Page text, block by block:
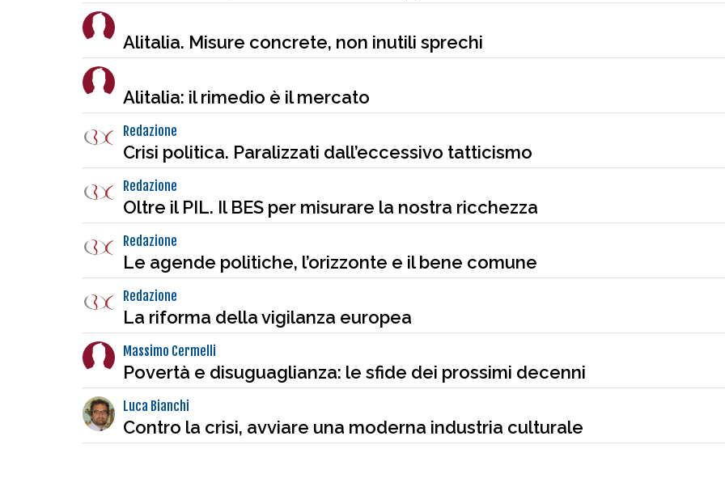
Alitalia. Misure concrete, non inutili sprechi
Alitalia: il rimedio è il mercato
Redazione
Crisi politica. Paralizzati dall’eccessivo tatticismo
Redazione
Oltre il PIL. Il BES per misurare la nostra ricchezza
Redazione
Le agende politiche, l’orizzonte e il bene comune
Redazione
La riforma della vigilanza europea
Massimo Cermelli
Povertà e disuguaglianza: le sfide dei prossimi decenni
Luca Bianchi
Contro la crisi, avviare una moderna industria culturale